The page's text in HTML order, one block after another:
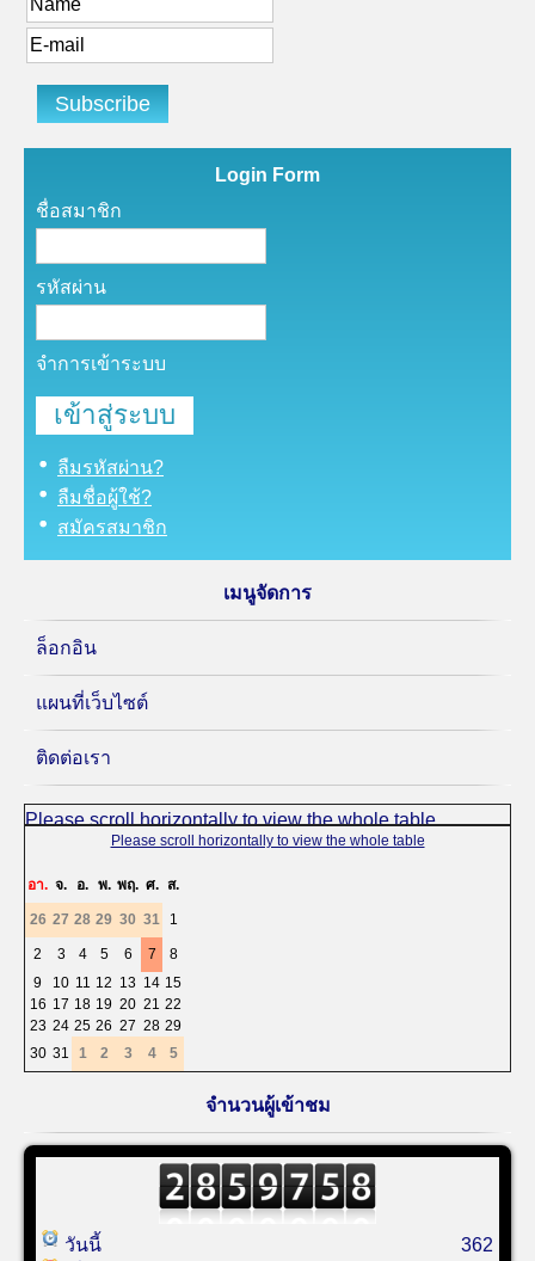
Login Form
ชื่อสมาชิก
รหัสผ่าน
จำการเข้าระบบ
ลืมรหัสผ่าน?
ลืมชื่อผู้ใช้?
สมัครสมาชิก
เมนูจัดการ
ล็อกอิน
แผนที่เว็บไซต์
ติดต่อเรา
อา. จ. อ. พ. พฤ. ศ. ส.
26 27 28 29 30 31 1
2 3 4 5 6 7
8
9
10 11 12 13 14 15
16 17 18 19 20 21 22
23 24 25 26 27 28 29
30 31 1 2 3 4 5
จำนวนผู้เข้าชม
วันนี้
362